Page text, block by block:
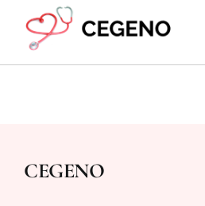
content
RML
CEGENO